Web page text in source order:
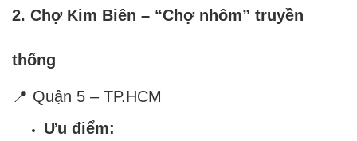
2. Chợ Kim Biên – “Chợ nhôm” truyền
thống
📍 Quận 5 – TP.HCM
Ưu điểm: